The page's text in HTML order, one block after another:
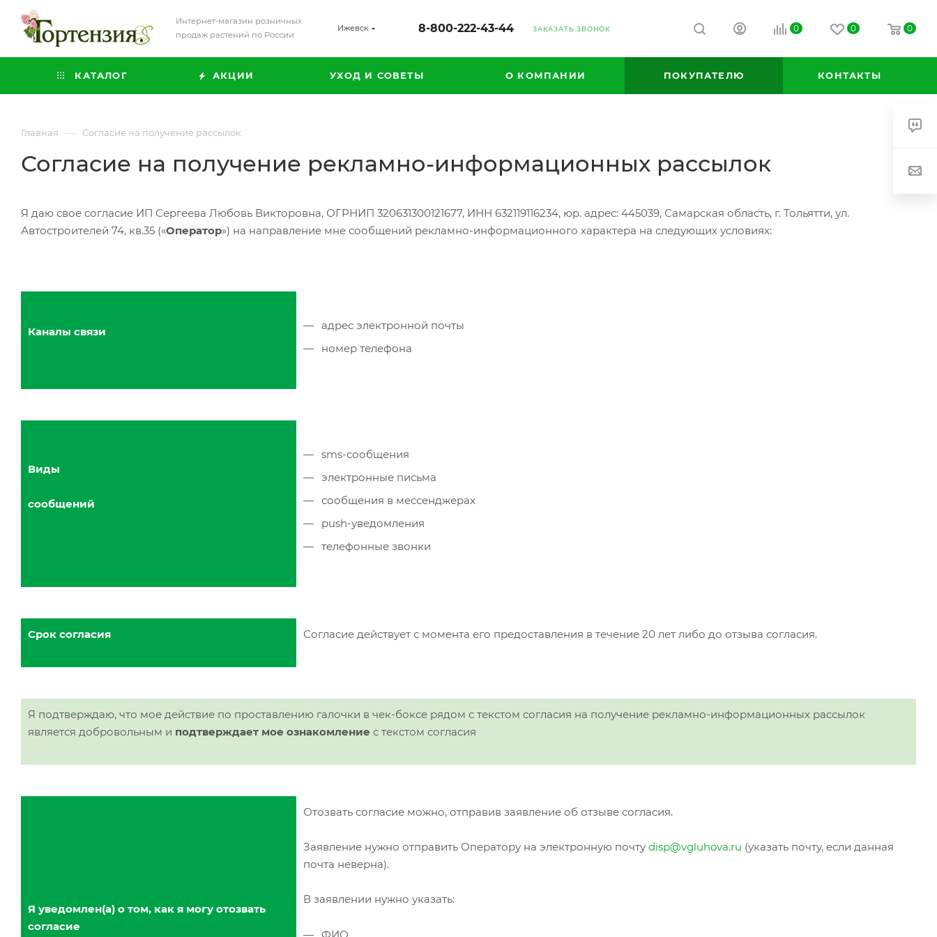
Интернет-магазин розничных
продаж растений по России
Ижевск 8-800-222-43-44 ЗАКАЗАТЬ ЗВОНОК 0 0 0
КАТАЛОГ АКЦИИ УХОД И СОВЕТЫ О КОМПАНИИ ПОКУПАТЕЛЮ КОНТАКТЫ
Главная — Согласие на получение рассылок
Согласие на получение рекламно-информационных рассылок
Я даю свое согласие ИП Сергеева Любовь Викторовна, ОГРНИП 320631300121677, ИНН 632119116234, юр. адрес: 445039, Самарская область, г. Тольятти, ул.
Автостроителей 74, кв.35 («Оператор») на направление мне сообщений рекламно-информационного характера на следующих условиях:
Каналы связи
адрес электронной почты
номер телефона
Виды
сообщений
sms-сообщения
электронные письма
сообщения в мессенджерах
push-уведомления
телефонные звонки
Срок согласия Согласие действует с момента его предоставления в течение 20 лет либо до отзыва согласия.
Я подтверждаю, что мое действие по проставлению галочки в чек-боксе рядом с текстом согласия на получение рекламно-информационных рассылок
является добровольным и подтверждает мое ознакомление с текстом согласия
Я уведомлен(а) о том, как я могу отозвать
согласие
Отозвать согласие можно, отправив заявление об отзыве согласия.
Заявление нужно отправить Оператору на электронную почту disp@vgluhova.ru (указать почту, если данная
почта неверна).
В заявлении нужно указать: